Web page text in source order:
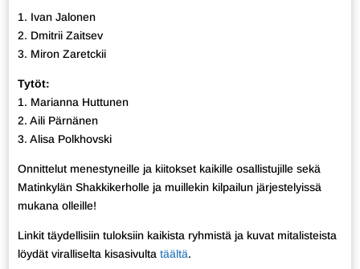
1. Ivan Jalonen
2. Dmitrii Zaitsev
3. Miron Zaretckii
Tytöt:
1. Marianna Huttunen
2. Aili Pärnänen
3. Alisa Polkhovski
Onnittelut menestyneille ja kiitokset kaikille osallistujille sekä
Matinkylän Shakkikerholle ja muillekin kilpailun järjestelyissä
mukana olleille!
Linkit täydellisiin tuloksiin kaikista ryhmistä ja kuvat mitalisteista
löydät viralliselta kisasivulta täältä.